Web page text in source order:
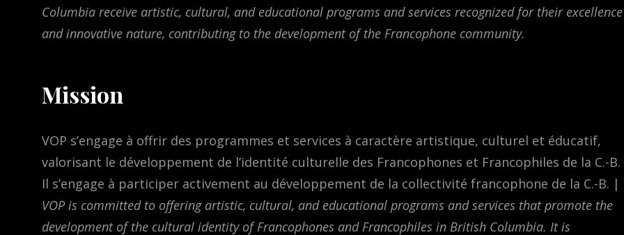
Columbia receive artistic, cultural, and educational programs and services recognized for their excellence
and innovative nature, contributing to the development of the Francophone community.
Mission
VOP s’engage à offrir des programmes et services à caractère artistique, culturel et éducatif,
valorisant le développement de l’identité culturelle des Francophones et Francophiles de la C.-B.
Il s’engage à participer activement au développement de la collectivité francophone de la C.-B. |
VOP is committed to offering artistic, cultural, and educational programs and services that promote the
development of the cultural identity of Francophones and Francophiles in British Columbia. It is